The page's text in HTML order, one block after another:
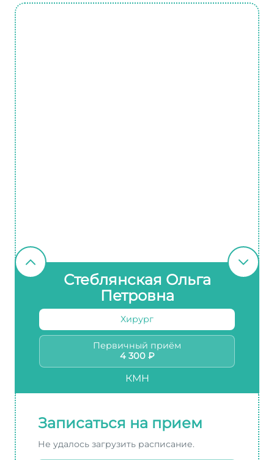
Стеблянская Ольга
Петровна
Хирург
Первичный приём
4 300 ₽
КМН
Записаться на прием
Не удалось загрузить расписание.